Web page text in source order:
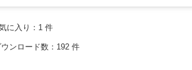
に入り： 1 件
ンロード数： 192 件